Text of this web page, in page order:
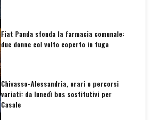
Fiat Panda sfonda la farmacia comunale:
due donne col volto coperto in fuga
Chivasso-Alessandria, orari e percorsi
variati: da lunedì bus sostitutivi per
Casale